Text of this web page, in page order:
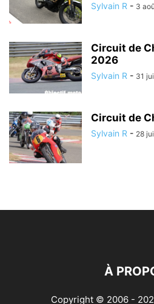
Sylvain R - 3
Circuit de
2026
Sylvain R - 31
Circuit de
Sylvain R - 28
À
Copyright © 2006 -